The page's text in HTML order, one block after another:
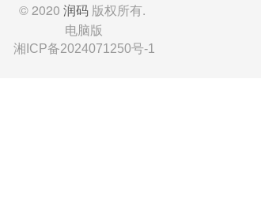
© 2020 润码 版权所有.
电脑版
湘ICP备2024071250号-1